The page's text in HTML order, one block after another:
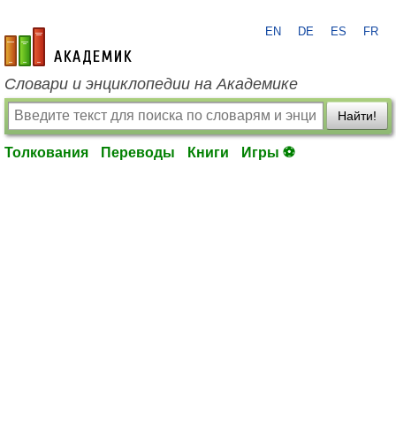
academic.ru
EN DE ES FR
Словари и энциклопедии на Академике
Найти!
Толкования Переводы Книги Игры ⚽